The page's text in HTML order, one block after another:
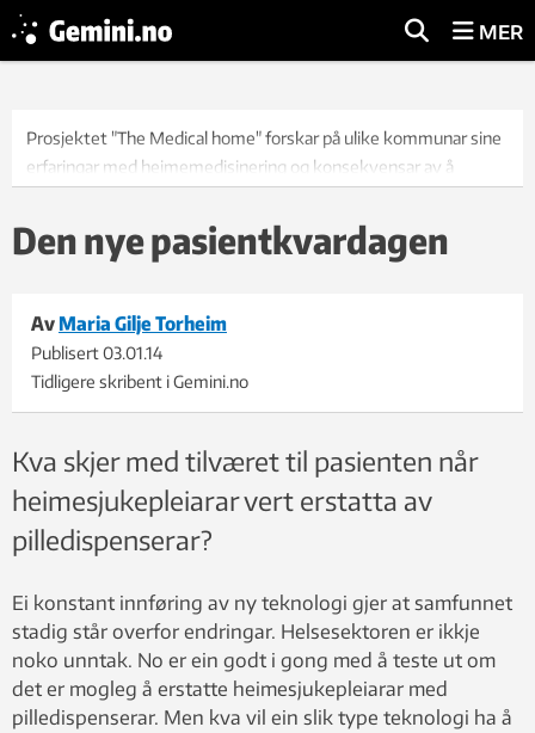
MER
Prosjektet "The Medical home" forskar på ulike kommunar sine
erfaringar med heimemedisinering og konsekvensar av å
Foto: photos.com
Den nye pasientkvardagen
Av Maria Gilje Torheim
Publisert03.01.14
Tidligere skribent i Gemini.no
Kva skjer med tilværet til pasienten når
heimesjukepleiarar vert erstatta av
pilledispenserar?
Ei konstant innføring av ny teknologi gjer at samfunnet
stadig står overfor endringar. Helsesektoren er ikkje
noko unntak. No er ein godt i gong med å teste ut om
det er mogleg å erstatte heimesjukepleiarar med
pilledispenserar. Men kva vil ein slik type teknologi ha å